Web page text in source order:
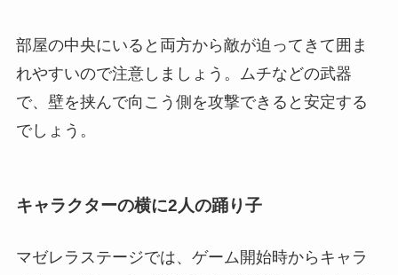
部屋の中央にいると両方から敵が迫ってきて囲ま
れやすいので注意しましょう。ムチなどの武器
で、壁を挟んで向こう側を攻撃できると安定する
でしょう。
キャラクターの横に2人の踊り子
マゼレラステージでは、ゲーム開始時からキャラ